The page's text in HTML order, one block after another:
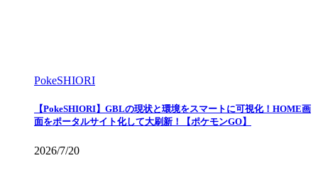
PokeSHIORI
【PokeSHIORI】GBLの現状と環境をスマートに可視化！HOME画
面をポータルサイト化して大刷新！【ポケモンGO】
2026/7/20